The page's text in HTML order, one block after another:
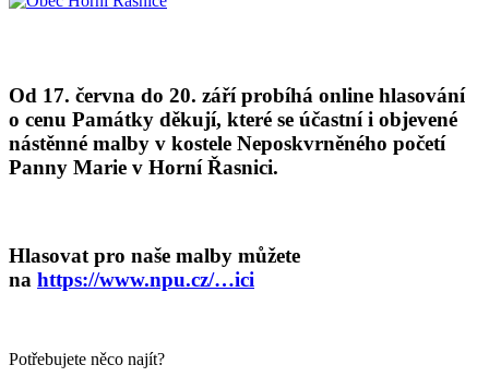
Od 17. června do 20. září probíhá online hlasování
o cenu Památky děkují, které se účastní i objevené
nástěnné malby v kostele Neposkvrněného početí
Panny Marie v Horní Řasnici.
Hlasovat pro naše malby můžete
na https://www.npu.cz/…ici
Potřebujete něco najít?